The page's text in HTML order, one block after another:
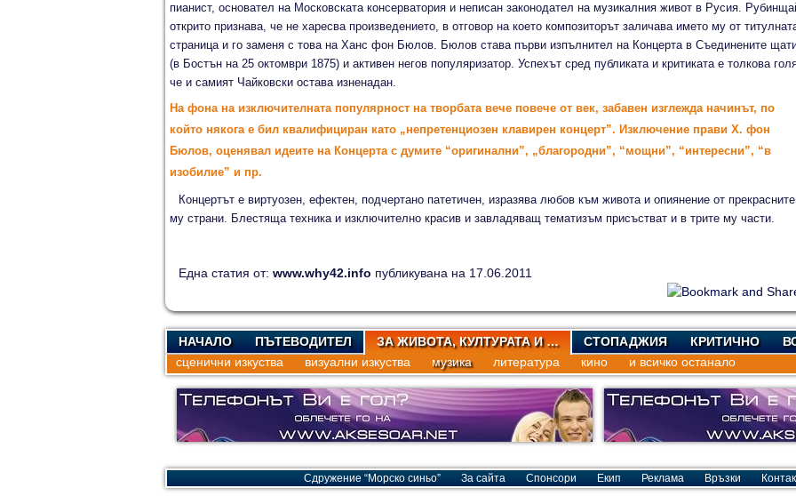
пианист, основател на Московската консерватория и неписан законодател на музикалния живот в Русия.
открито признава, че не харесва произведението, в отговор на което композиторът заличава името му от
страница и го заменя с това на Ханс фон Бюлов. Бюлов става първи изпълнител на Концерта в Съединените
(в Бостън на 25 октомври 1875) и активен негов популяризатор. Успехът сред публиката и критиката е толкова
че и самият Чайковски остава изненадан.
На фона на изключителната популярност на творбата вече повече от век, забавен изглежда начинът, по
който някога е бил квалифициран като „непретенциозен клавирен концерт”. Изключение прави Х. фон
Бюлов, оценявал идеите на Концерта с думите “оригинални”, „благородни”, “мощни”, “интересни”, “в
изобилие” и пр.
Концертът е виртуозен, ефектен, подчертано патетичен, изразява любов към живота и опиянение от прекрасните
му страни. Блестяща техника и изключително красив и завладяващ тематизъм присъстват и в трите му части.
Една статия от: www.why42.info публикувана на 17.06.2011
НАЧАЛО ПЪТЕВОДИТЕЛ ЗА ЖИВОТА, КУЛТУРАТА И … СТОПАДЖИЯ КРИТИЧНО
сценични изкуства
визуални изкуства музика литература кино и всичко останало
Сдружение “Морско синьо” За сайта Спонсори Екип Реклама Връзки